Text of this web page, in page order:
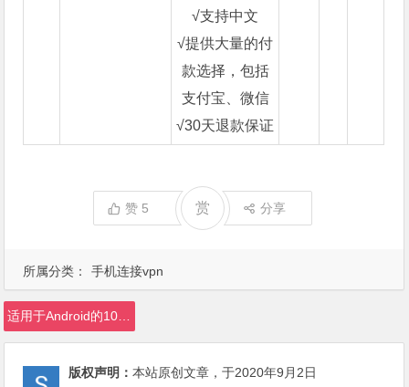
所属分类： 手机连接vpn
√支持中文
√提供大量的付
款选择，包括
支付宝、微信
√30天退款保证
赞 5 赏 分享
版权声明：本站原创文章，于2020年9月2日